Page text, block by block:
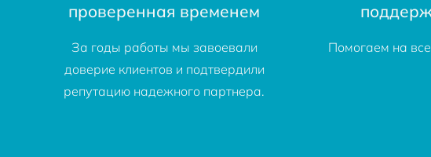
проверенная временем
За годы работы мы завоевали
доверие клиентов и подтвердили
репутацию надежного партнера.
Помогаем на